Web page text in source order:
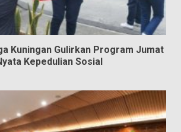
Kuningan Gulirkan Program Jumat
Kepedulian Sosial